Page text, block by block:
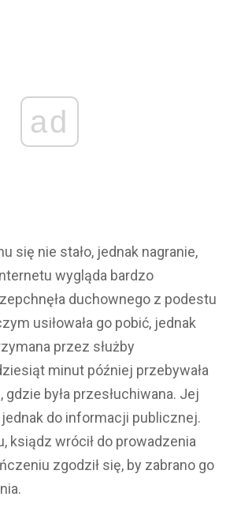
ad
się nie stało, jednak nagranie,
wygląda bardzo
duchownego z podestu
usiłowała go pobić, jednak
przez służby
minut później przebywała
gdzie była przesłuchiwana. Jej
do informacji publicznej.
ksiądz wrócił do prowadzenia
zgodził się, by zabrano go